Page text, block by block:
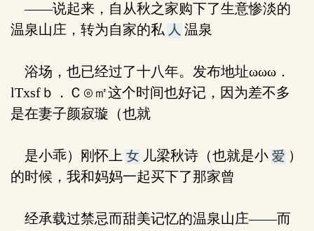
——说起来，自从秋之家购下了生意惨淡的
温泉山庄，转为自家的私
温泉
浴场，也已经过了十八年。发布地址ωωω．
lTxsfｂ．Ｃ⊙㎡这个时间也好记，因为差不多
是在妻子颜寂璇（也就
是小乖）刚怀上 儿梁秋诗（也就是小
）
的时候，我和妈妈一起买下了那家曾
经承载过禁忌而甜美记忆的温泉山庄——而